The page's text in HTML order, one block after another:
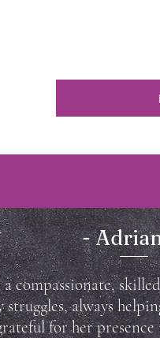
-
a compassionate,
struggles, always
for her